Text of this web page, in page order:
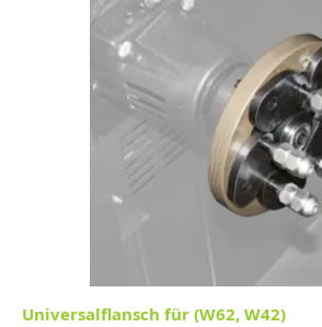
Universalflansch für (W62, W42)